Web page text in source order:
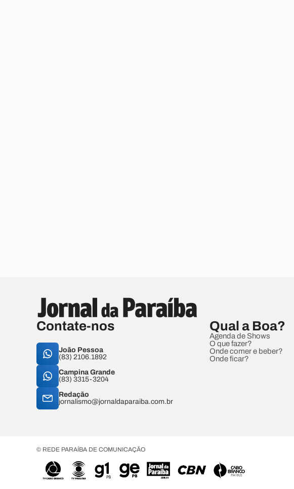
Contate-nos
João Pessoa
(83) 2106.1892
Campina Grande
(83) 3315-3204
Redação
jornalismo@jornaldaparaiba.com.br
Qual a Boa?
Agenda de Shows
O que fazer?
Onde comer e beber?
Onde ficar?
© REDE PARAÍBA DE COMUNICAÇÃO